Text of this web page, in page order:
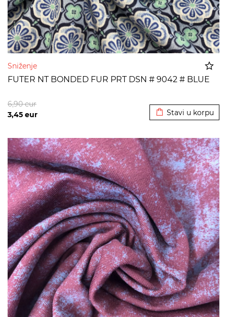
Sniženje
FUTER NT BONDED FUR PRT DSN # 9042 # BLUE
3,45 eur
6,90eur
Stavi u korpu